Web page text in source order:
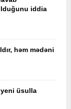
iddia
həm mədəni
yeni üsulla